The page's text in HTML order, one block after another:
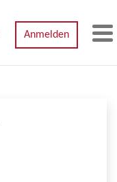
Anmelden